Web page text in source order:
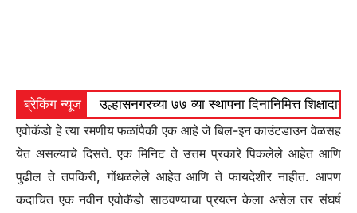
ब्रेकिंग न्यूज उल्हासनगरच्या ७७ व्या स्थापना दिनानिमित्त
एवोकॅडो हे त्या रमणीय फळांपैकी एक आहे जे बिल-इन काउंटडाउन वेळसह
येत असल्याचे दिसते. एक मिनिट ते उत्तम प्रकारे पिकलेले आहेत आणि
पुढील ते तपकिरी, गोंधळलेले आहेत आणि ते फायदेशीर नाहीत. आपण
कदाचित एक नवीन एवोकॅडो साठवण्याचा प्रयत्न केला असेल तर संघर्ष